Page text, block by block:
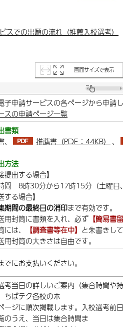
スでの出願の流れ（推薦入校選考）
画面サイズで表示
子申請サービスの各ページから申請し
スの申請ページ一覧
書類
推薦書（PDF：44KB）
、
方法
提出する場合】
間 8時30分から17時15分（土曜日、
する場合】
期間の最終日の消印まで有効です。
用封筒に書類を入れ、必ず 【簡易書留】
には、
【調査書等在中】 と朱書きして
用封筒の大きさは自由です。
でにお支払いください。
考当日の詳しいご案内（集合時間や持
ちばテク各校のホ
ージに順次掲載します。入校選考前日
のうえ、当日は集合時間ま